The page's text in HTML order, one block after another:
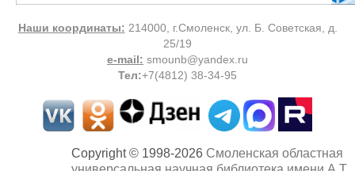
Наши координаты: 214000, г.Смоленск, ул. Б. Советская, д.
25/19
e-mail: smounb@yandex.ru
Тел:+7(4812) 38-34-95
Copyright © 1998-2026 Смоленская областная